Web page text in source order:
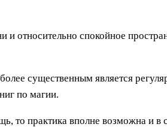
относительно спокойное
существенным является
по магии.
то практика вполне возможна и в